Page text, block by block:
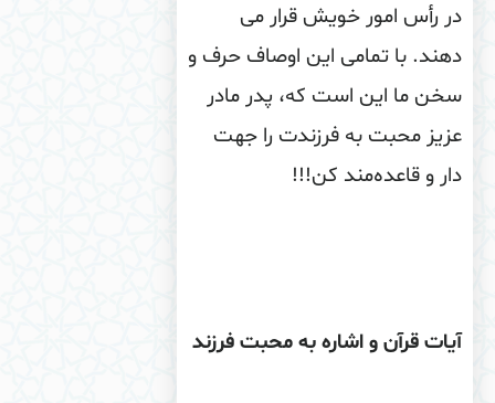
رأس امور خویش قرار می
با تمامی این اوصاف حرف و
ما این است که، پدر مادر
محبت به فرزندت را جهت
و قاعده‌مند کن!!!
قرآن و اشاره به محبت فرزند